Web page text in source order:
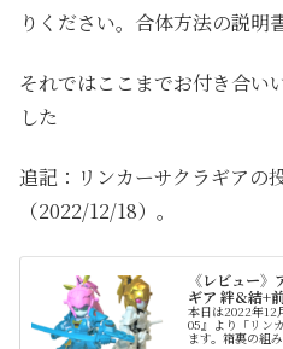
りください。合体方法の説明
それではここまでお付き合い
した
追記：リンカーサクラギアの
（2022/12/18）。
《レビュー
ギア 絆&結+
本日は2022年12
05』より「リン
ます。箱裏の組